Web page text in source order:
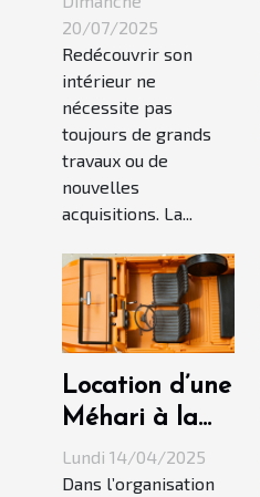
transformer
votre intérieur
?
20/07/2025
Redécouvrir son
intérieur ne
nécessite pas
toujours de grands
travaux ou de
nouvelles
acquisitions. La...
Location d’une
Méhari à la
journée : la
bonne idée
Lundi 14/04/2025
Dans l’organisation